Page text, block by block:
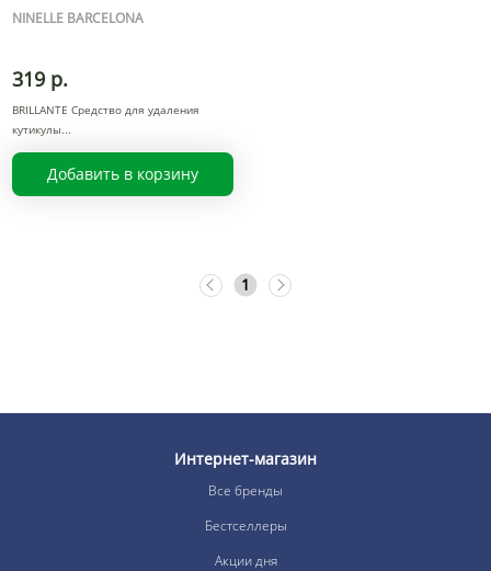
NINELLE BARCELONA
319 р.
BRILLANTE Средство для удаления
кутикулы
Добавить в корзину
1
Интернет-магазин
Все бренды
Бестселлеры
Акции дня